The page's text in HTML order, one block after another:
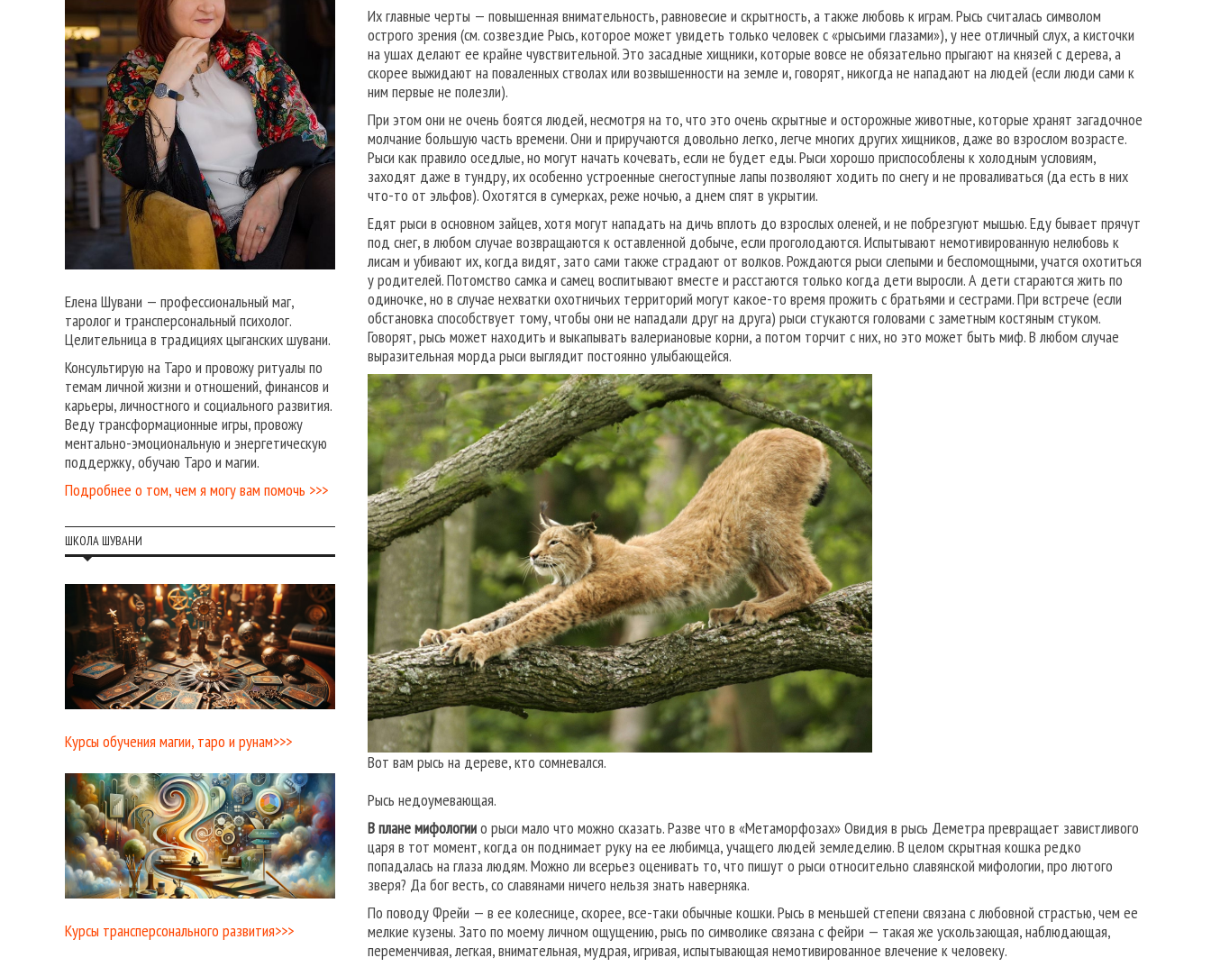
Их главные черты — повышенная внимательность, равновесие и скрытность, а также любовь к играм. Рысь считалась символом
острого зрения (см. созвездие Рысь, которое может увидеть только человек с «рысьими глазами»), у нее отличный слух, а кисточки
на ушах делают ее крайне чувствительной. Это засадные хищники, которые вовсе не обязательно прыгают на князей с дерева, а
скорее выжидают на поваленных стволах или возвышенности на земле и, говорят, никогда не нападают на людей (если люди сами к
ним первые не полезли).
При этом они не очень боятся людей, несмотря на то, что это очень скрытные и осторожные животные, которые хранят загадочное
молчание большую часть времени. Они и приручаются довольно легко, легче многих других хищников, даже во взрослом возрасте.
Рыси как правило оседлые, но могут начать кочевать, если не будет еды. Рыси хорошо приспособлены к холодным условиям,
заходят даже в тундру, их особенно устроенные снегоступные лапы позволяют ходить по снегу и не проваливаться (да есть в них
что-то от эльфов). Охотятся в сумерках, реже ночью, а днем спят в укрытии.
Едят рыси в основном зайцев, хотя могут нападать на дичь вплоть до взрослых оленей, и не побрезгуют мышью. Еду бывает прячут
под снег, в любом случае возвращаются к оставленной добыче, если проголодаются. Испытывают немотивированную нелюбовь к
лисам и убивают их, когда видят, зато сами также страдают от волков. Рождаются рыси слепыми и беспомощными, учатся охотиться
у родителей. Потомство самка и самец воспитывают вместе и расстаются только когда дети выросли. А дети стараются жить по
одиночке, но в случае нехватки охотничьих территорий могут какое-то время прожить с братьями и сестрами. При встрече (если
обстановка способствует тому, чтобы они не нападали друг на друга) рыси стукаются головами с заметным костяным стуком.
Говорят, рысь может находить и выкапывать валериановые корни, а потом торчит с них, но это может быть миф. В любом случае
выразительная морда рыси выглядит постоянно улыбающейся.
Вот вам рысь на дереве, кто сомневался.
Рысь недоумевающая.
В плане мифологиио рыси мало что можно сказать. Разве что в «Метаморфозах» Овидия в рысь Деметра превращает завистливого
царя в тот момент, когда он поднимает руку на ее любимца, учащего людей земледелию. В целом скрытная кошка редко
попадалась на глаза людям. Можно ли всерьез оценивать то, что пишут о рыси относительно славянской мифологии, про лютого
зверя? Да бог весть, со славянами ничего нельзя знать наверняка.
По поводу Фрейи — в ее колеснице, скорее, все-таки обычные кошки. Рысь в меньшей степени связана с любовной страстью, чем ее
мелкие кузены. Зато по моему личном ощущению, рысь по символике связана с фейри — такая же ускользающая, наблюдающая,
переменчивая, легкая, внимательная, мудрая, игривая, испытывающая немотивированное влечение к человеку.
Елена Шувани — профессиональный маг,
таролог и трансперсональный психолог.
Целительница в традициях цыганских шувани.
Консультирую на Таро и провожу ритуалы по
темам личной жизни и отношений, финансов и
карьеры, личностного и социального развития.
Веду трансформационные игры, провожу
ментально-эмоциональную и энергетическую
поддержку, обучаю Таро и магии.
Подробнее о том, чем я могу вам помочь >>>
ШКОЛА ШУВАНИ
Курсы обучения магии, таро и рунам>>>
Курсы трансперсонального развития>>>